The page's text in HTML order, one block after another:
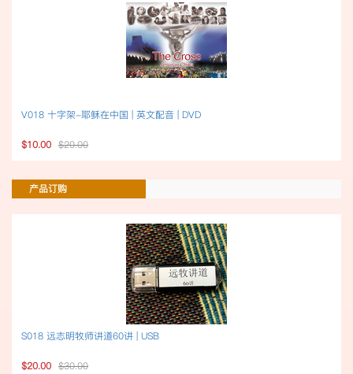
V018 十字架-耶稣在中国 | 英文配音 | DVD
$10.00 $20.00
产品订购
S018 远志明牧师讲道60讲 | USB
$20.00 $30.00